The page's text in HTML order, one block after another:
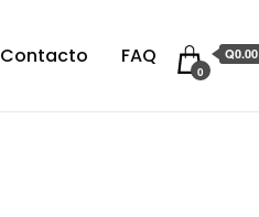
Contacto FAQ
0
Q0.00